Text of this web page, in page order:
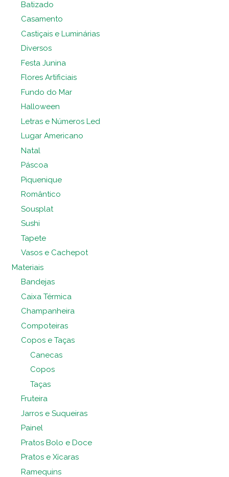
Batizado
Casamento
Castiçais e Luminárias
Diversos
Festa Junina
Flores Artificiais
Fundo do Mar
Halloween
Letras e Números Led
Lugar Americano
Natal
Páscoa
Piquenique
Romântico
Sousplat
Sushi
Tapete
Vasos e Cachepot
Materiais
Bandejas
Caixa Térmica
Champanheira
Compoteiras
Copos e Taças
Canecas
Copos
Taças
Fruteira
Jarros e Suqueiras
Painel
Pratos Bolo e Doce
Pratos e Xícaras
Ramequins